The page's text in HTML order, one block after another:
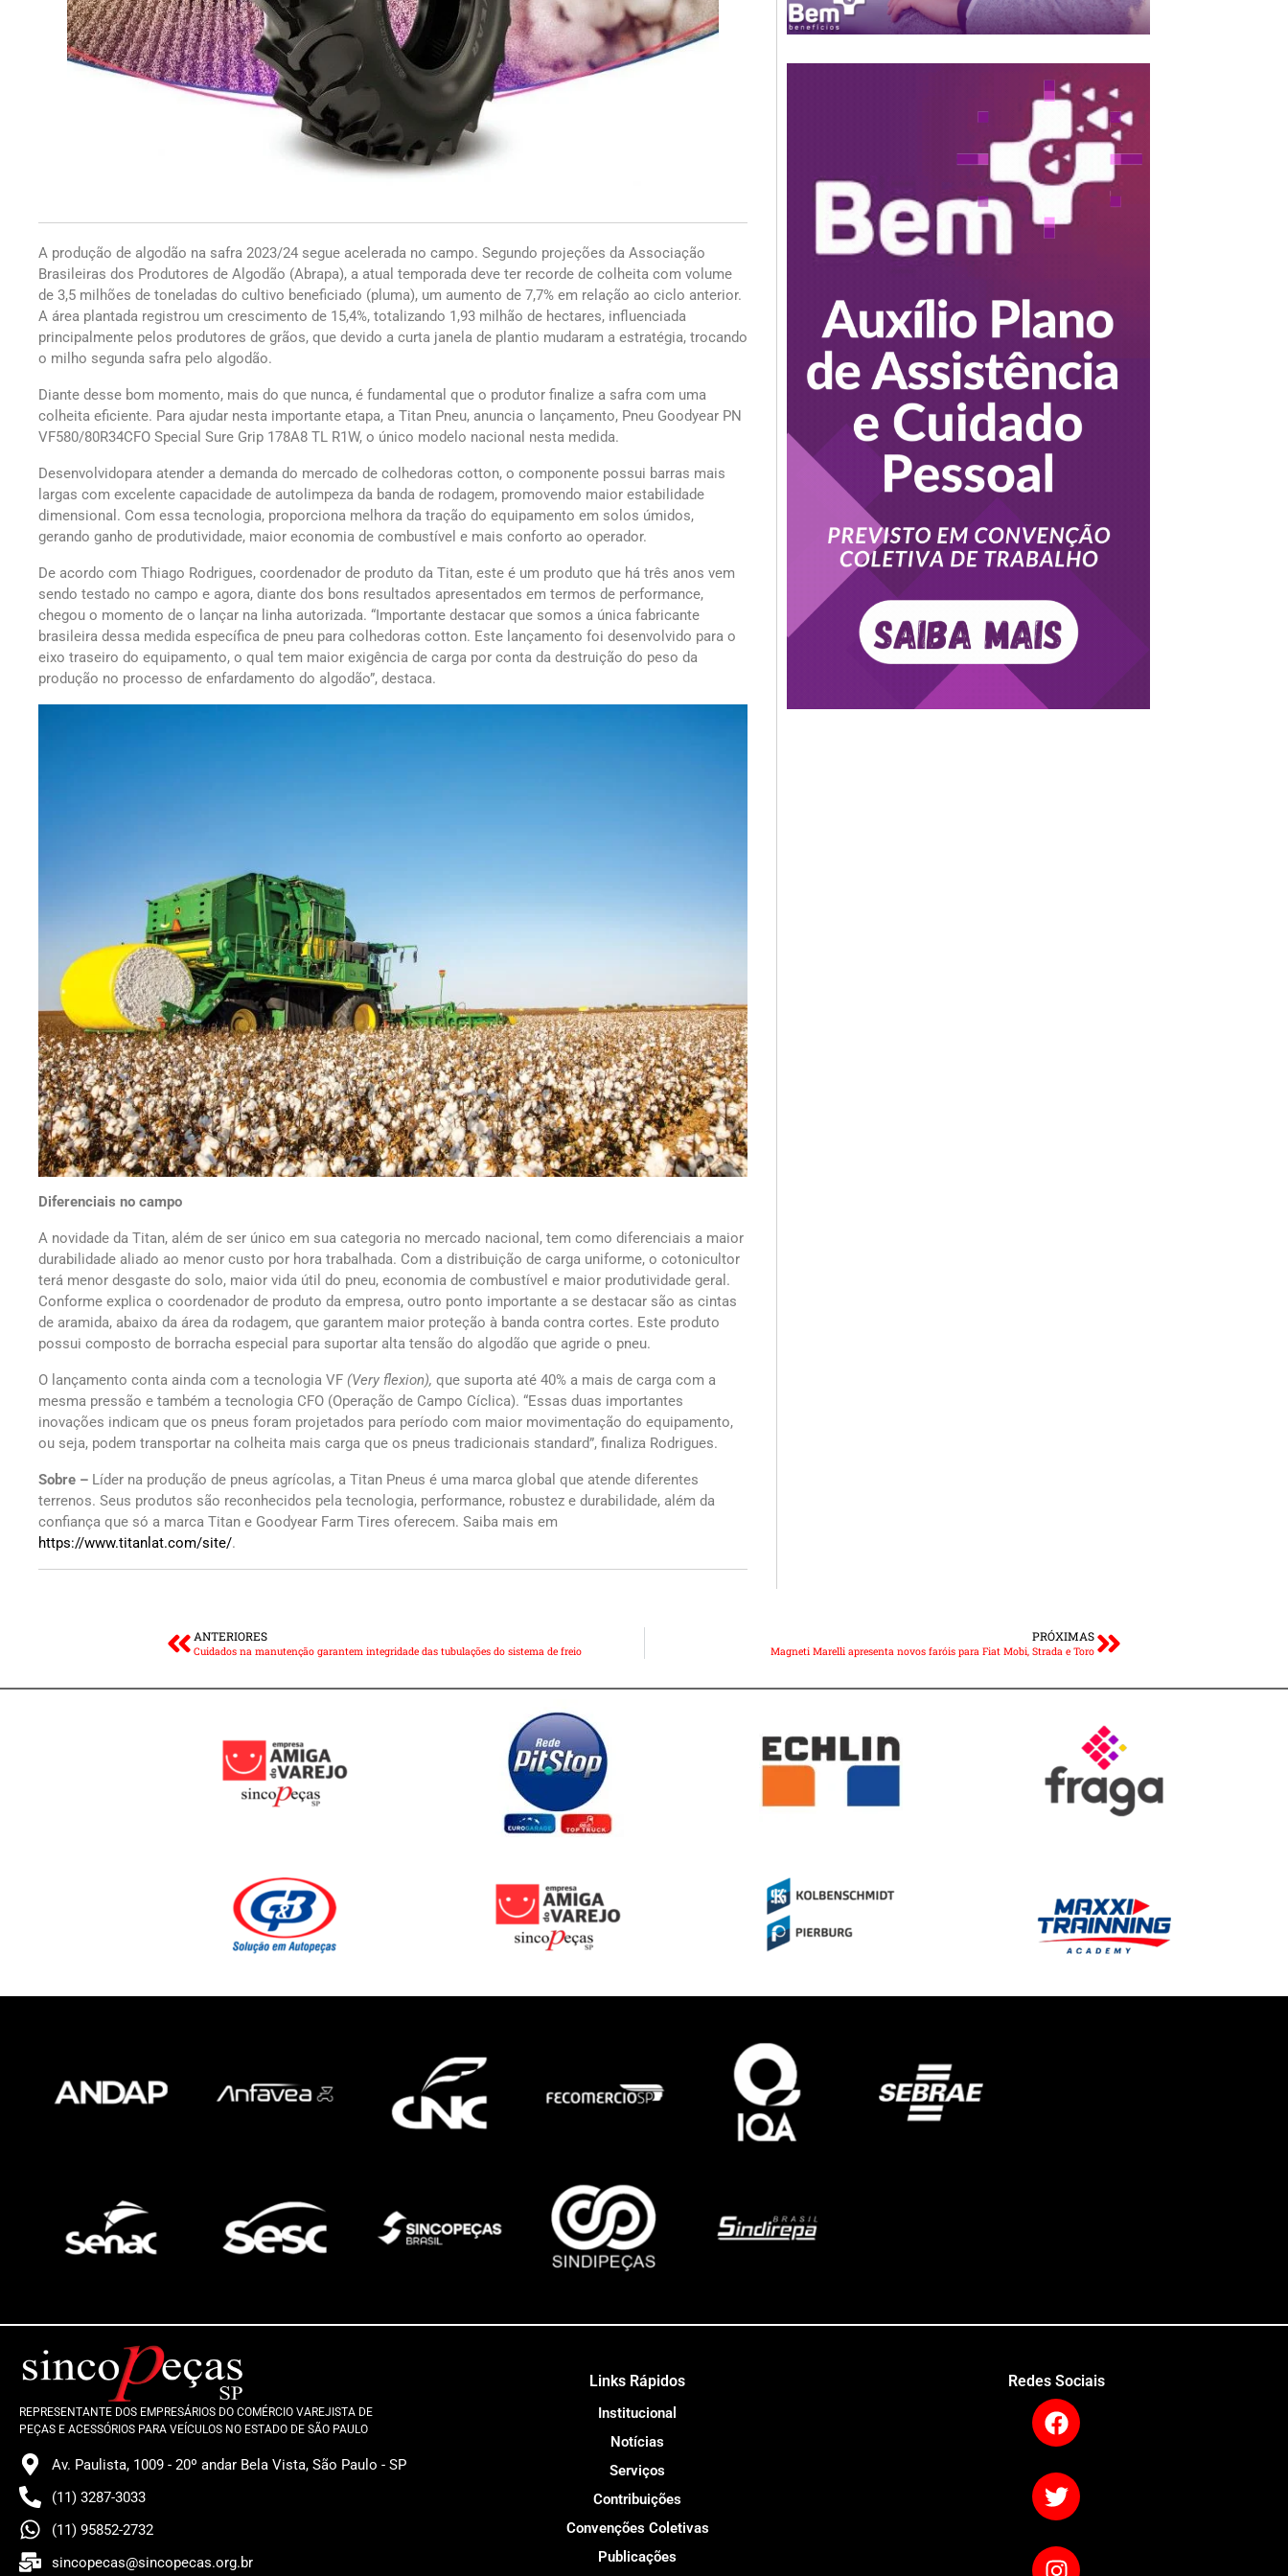
A produção de algodão na safra 2023/24 segue acelerada no campo. Segundo projeções da Associação
Brasileiras dos Produtores de Algodão (Abrapa), a atual temporada deve ter recorde de colheita com volume
de 3,5 milhões de toneladas do cultivo beneficiado (pluma), um aumento de 7,7% em relação ao ciclo anterior.
A área plantada registrou um crescimento de 15,4%, totalizando 1,93 milhão de hectares, influenciada
principalmente pelos produtores de grãos, que devido a curta janela de plantio mudaram a estratégia, trocando
o milho segunda safra pelo algodão.
Diante desse bom momento, mais do que nunca, é fundamental que o produtor finalize a safra com uma
colheita eficiente. Para ajudar nesta importante etapa, a Titan Pneu, anuncia o lançamento, Pneu Goodyear PN
VF580/80R34CFO Special Sure Grip 178A8 TL R1W, o único modelo nacional nesta medida.
Desenvolvidopara atender a demanda do mercado de colhedoras cotton, o componente possui barras mais
largas com excelente capacidade de autolimpeza da banda de rodagem, promovendo maior estabilidade
dimensional. Com essa tecnologia, proporciona melhora da tração do equipamento em solos úmidos,
gerando ganho de produtividade, maior economia de combustível e mais conforto ao operador.
De acordo com Thiago Rodrigues, coordenador de produto da Titan, este é um produto que há três anos vem
sendo testado no campo e agora, diante dos bons resultados apresentados em termos de performance,
chegou o momento de o lançar na linha autorizada. “Importante destacar que somos a única fabricante
brasileira dessa medida específica de pneu para colhedoras cotton. Este lançamento foi desenvolvido para o
eixo traseiro do equipamento, o qual tem maior exigência de carga por conta da destruição do peso da
produção no processo de enfardamento do algodão”, destaca.
Diferenciais no campo
A novidade da Titan, além de ser único em sua categoria no mercado nacional, tem como diferenciais a maior
durabilidade aliado ao menor custo por hora trabalhada. Com a distribuição de carga uniforme, o cotonicultor
terá menor desgaste do solo, maior vida útil do pneu, economia de combustível e maior produtividade geral.
Conforme explica o coordenador de produto da empresa, outro ponto importante a se destacar são as cintas
de aramida, abaixo da área da rodagem, que garantem maior proteção à banda contra cortes. Este produto
possui composto de borracha especial para suportar alta tensão do algodão que agride o pneu.
O lançamento conta ainda com a tecnologia VF (Very flexion), que suporta até 40% a mais de carga com a
mesma pressão e também a tecnologia CFO (Operação de Campo Cíclica). “Essas duas importantes
inovações indicam que os pneus foram projetados para período com maior movimentação do equipamento,
ou seja, podem transportar na colheita mais carga que os pneus tradicionais standard”, finaliza Rodrigues.
Sobre – Líder na produção de pneus agrícolas, a Titan Pneus é uma marca global que atende diferentes
terrenos. Seus produtos são reconhecidos pela tecnologia, performance, robustez e durabilidade, além da
confiança que só a marca Titan e Goodyear Farm Tires oferecem. Saiba mais em
https://www.titanlat.com/site/.
ANTERIORES
Cuidados na manutenção garantem integridade das tubulações do sistema de freio
PRÓXIMAS
Magneti Marelli apresenta novos faróis para Fiat Mobi, Strada e Toro
REPRESENTANTE DOS EMPRESÁRIOS DO COMÉRCIO VAREJISTA DE
PEÇAS E ACESSÓRIOS PARA VEÍCULOS NO ESTADO DE SÃO PAULO
Av. Paulista, 1009 - 20º andar Bela Vista, São Paulo - SP
(11) 3287-3033
(11) 95852-2732
sincopecas@sincopecas.org.br
Links Rápidos
Institucional
Notícias
Serviços
Contribuições
Convenções Coletivas
Publicações
Redes Sociais